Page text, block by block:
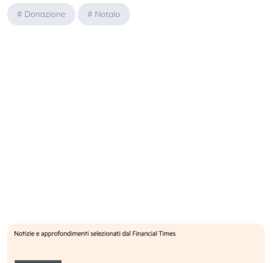
# Donazione # Notaio